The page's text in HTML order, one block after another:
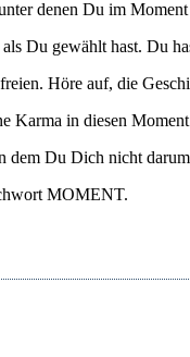
denen Du im
Du gewählt hast. Du
Höre auf, die
Kar­ma in die­sen
dem Du Dich nicht
MOMENT.